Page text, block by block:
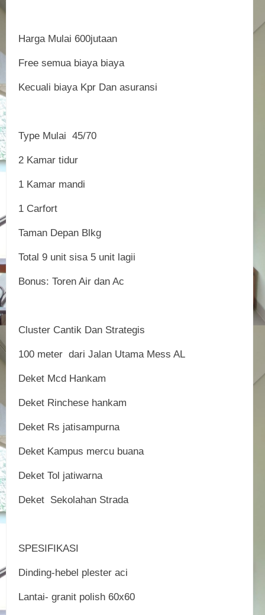
Harga Mulai 600jutaan
Free semua biaya biaya
Kecuali biaya Kpr Dan asuransi
Type Mulai 45/70
2 Kamar tidur
1 Kamar mandi
1 Carfort
Taman Depan Blkg
Total 9 unit sisa 5 unit lagii
Bonus: Toren Air dan Ac
Cluster Cantik Dan Strategis
100 meter dari Jalan Utama Mess AL
Deket Mcd Hankam
Deket Rinchese hankam
Deket Rs jatisampurna
Deket Kampus mercu buana
Deket Tol jatiwarna
Deket Sekolahan Strada
SPESIFIKASI
Dinding-hebel plester aci
Lantai- granit polish 60x60